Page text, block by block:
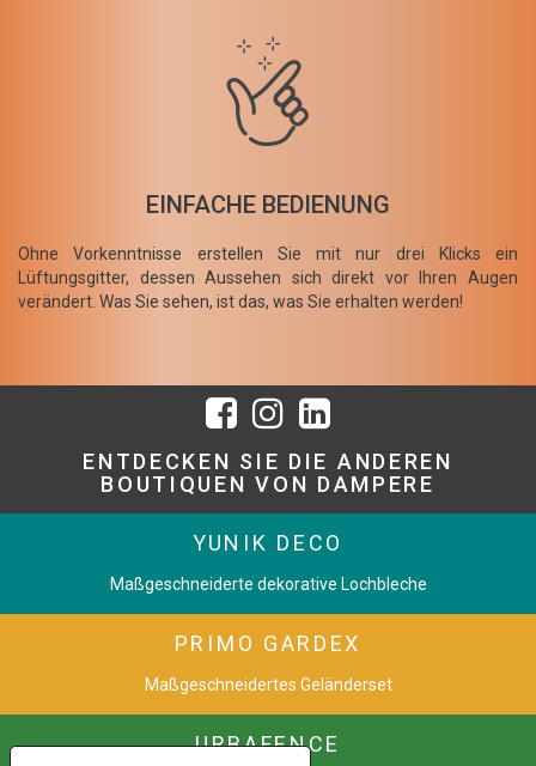
EINFACHE BEDIENUNG
Ohne Vorkenntnisse erstellen Sie mit nur drei Klicks ein
Lüftungsgitter, dessen Aussehen sich direkt vor Ihren Augen
verändert. Was Sie sehen, ist das, was Sie erhalten werden!
ENTDECKEN SIE DIE ANDEREN
BOUTIQUEN VON DAMPERE
YUNIK DECO
Maßgeschneiderte dekorative Lochbleche
PRIMO GARDEX
Maßgeschneidertes Geländerset
URBAFENCE